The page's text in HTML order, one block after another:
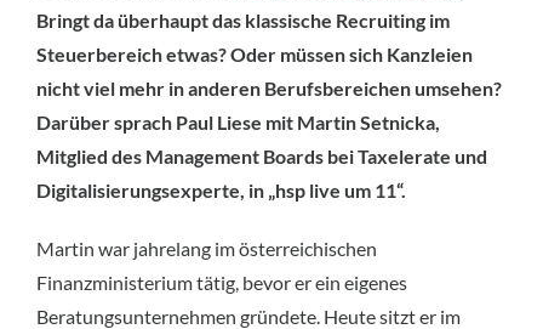
Bringt da überhaupt das klassische Recruiting im
Steuerbereich etwas? Oder müssen sich Kanzleien
nicht viel mehr in anderen Berufsbereichen umsehen?
Darüber sprach Paul Liese mit Martin Setnicka,
Mitglied des Management Boards bei Taxelerate und
Digitalisierungsexperte, in „hsp live um 11“.
Martin war jahrelang im österreichischen
Finanzministerium tätig, bevor er ein eigenes
Beratungsunternehmen gründete. Heute sitzt er im